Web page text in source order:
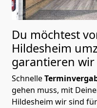
Du möchtest
Hildesheim
garantieren wir
Schnelle
gehen muss, mit
Hildesheim wir sind